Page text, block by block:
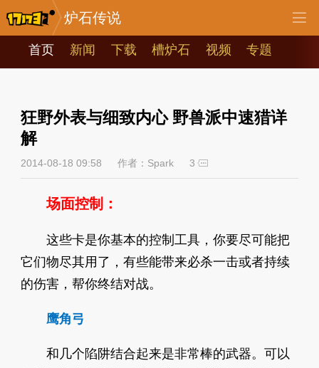
炉石传说
首页 新闻 下载 槽炉石 视频 专题
狂野外表与细致内心 野兽派中速猎详
解
2014-08-18 09:58 作者：Spark 3
场面控制：
这些卡是你基本的控制工具，你要尽可能把
它们物尽其用了，有些能带来必杀一击或者持续
的伤害，帮你终结对战。
鹰角弓
和几个陷阱结合起来是非常棒的武器。可以